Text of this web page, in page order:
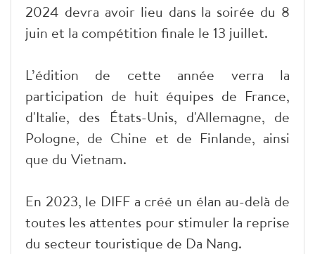
2024 devra avoir lieu dans la soirée du 8
juin et la compétition finale le 13 juillet.
L’édition de cette année verra la
participation de huit équipes de France,
d'Italie, des États-Unis, d'Allemagne, de
Pologne, de Chine et de Finlande, ainsi
que du Vietnam.
En 2023, le DIFF a créé un élan au-delà de
toutes les attentes pour stimuler la reprise
du secteur touristique de Da Nang.